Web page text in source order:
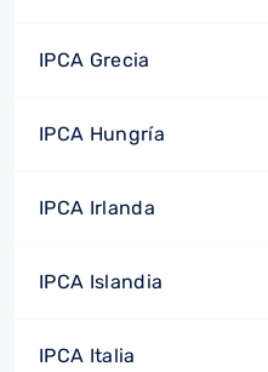
IPCA Grecia
IPCA Hungría
IPCA Irlanda
IPCA Islandia
IPCA Italia